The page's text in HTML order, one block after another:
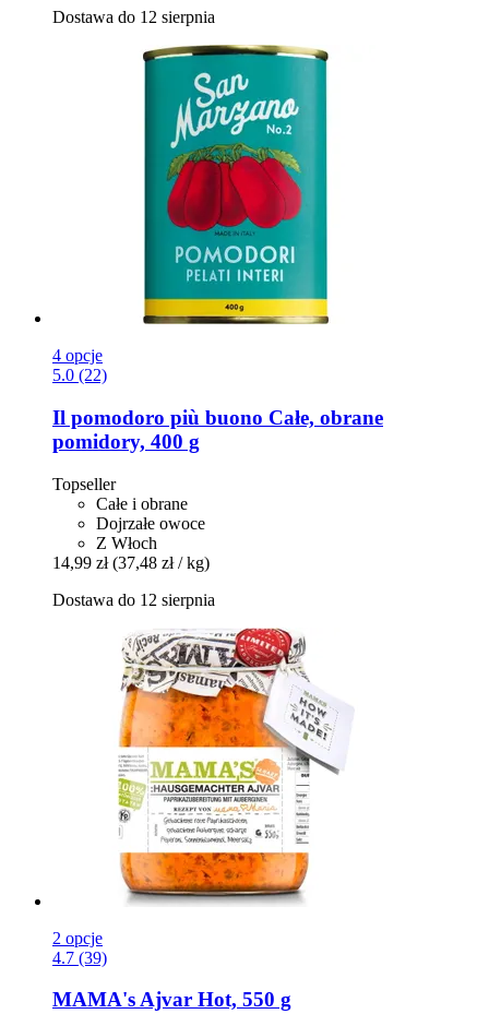
Dostawa do 12 sierpnia
4 opcje
5.0 (22)
Il pomodoro più buono Całe, obrane
pomidory, 400 g
Topseller
Całe i obrane
Dojrzałe owoce
Z Włoch
14,99 zł (37,48 zł / kg)
Dostawa do 12 sierpnia
2 opcje
4.7 (39)
MAMA'sAjvar Hot, 550 g